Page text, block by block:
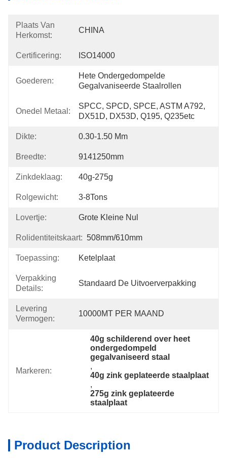
Plaats Van
Herkomst:
CHINA
Certificering: ISO14000
Goederen:
Hete Ondergedompelde
Gegalvaniseerde Staalrollen
Onedel Metaal:
SPCC, SPCD, SPCE, ASTM A792,
DX51D, DX53D, Q195, Q235etc
Dikte: 0.30-1.50 Mm
Breedte: 9141250mm
Zinkdeklaag: 40g-275g
Rolgewicht: 3-8Tons
Lovertje: Grote Kleine Nul
Rolidentiteitskaart: 508mm/610mm
Toepassing: Ketelplaat
Verpakking
Details:
Standaard De Uitvoerverpakking
Levering
Vermogen:
10000MT PER MAAND
Markeren:
40g schilderend over heet
ondergedompeld
gegalvaniseerd staal
,
40g zink geplateerde staalplaat
,
275g zink geplateerde
staalplaat
Product Description